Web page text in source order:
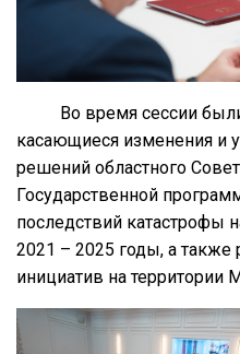
Во время сессии
касающиеся изменения и
решений областного
Государственной
последствий катастрофы
2021 – 2025 годы, а также
инициатив на территории